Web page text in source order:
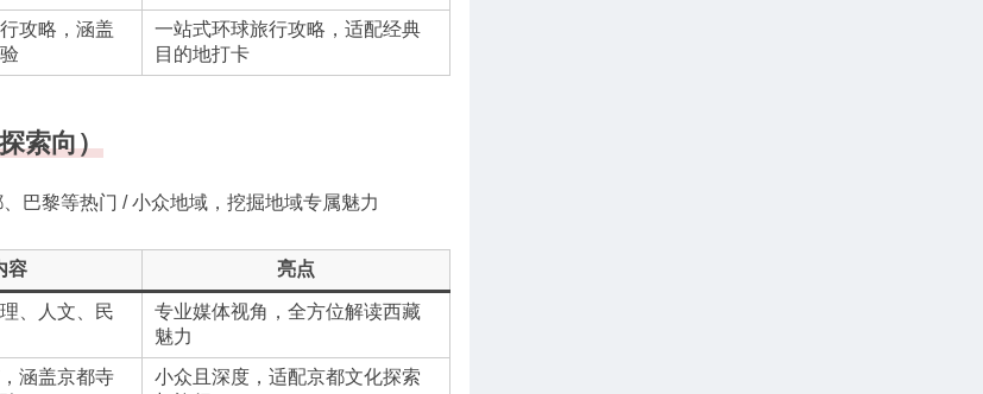
攻略，涵盖
一站式环球旅行攻略，适配经典
目的地打卡
索向）
巴黎等热门 / 小众地域，挖掘地域专属魅力
容 亮点
、人文、民
专业媒体视角，全方位解读西藏
魅力
涵盖京都寺
小众且深度，适配京都文化探索